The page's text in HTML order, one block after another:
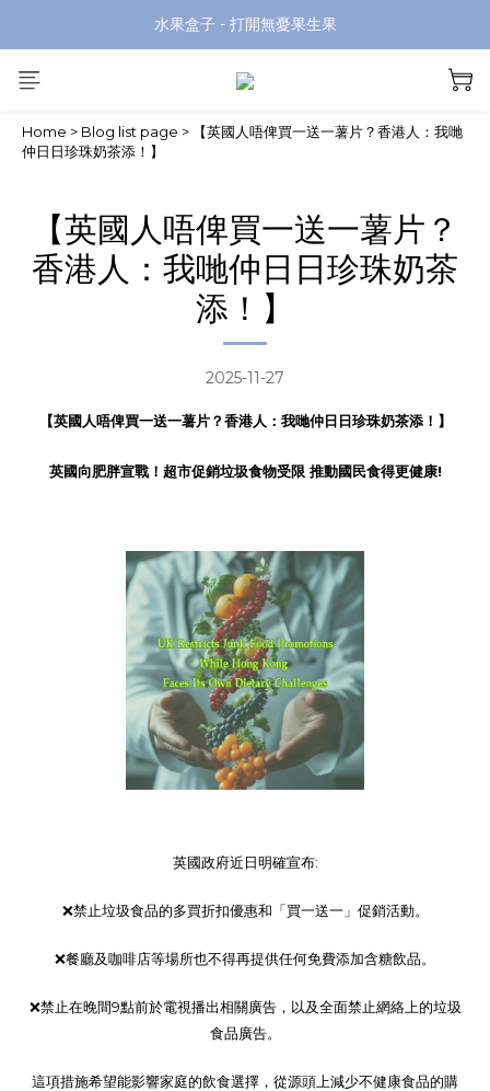
水果盒子 - 打開無憂果生果
Home > Blog list page >
【英國人唔俾買一送一薯片？香港人：我哋
仲日日珍珠奶茶添！】
【英國人唔俾買一送一薯片？
香港人：我哋仲日日珍珠奶茶
添！】
2025-11-27
【英國人唔俾買一送一薯片？香港人：我哋仲日日珍珠奶茶添！】
英國向肥胖宣戰！超市促銷垃圾食物受限 推動國民食得更健康!
英國政府近日明確宣布:
❌禁止垃圾食品的多買折扣優惠和「買一送一」促銷活動。
❌餐廳及咖啡店等場所也不得再提供任何免費添加含糖飲品。
❌禁止在晚間9點前於電視播出相關廣告，以及全面禁止網絡上的垃圾
食品廣告。
這項措施希望能影響家庭的飲食選擇，從源頭上減少不健康食品的購